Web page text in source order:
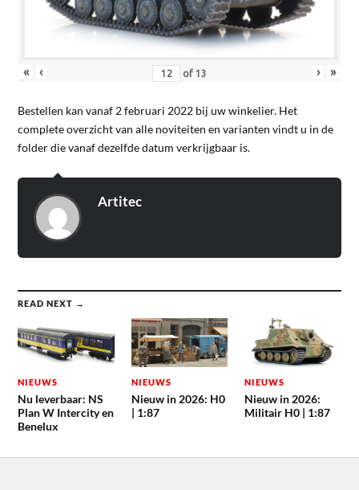
« ‹ of 13 › »
Bestellen kan vanaf 2 februari 2022 bij uw winkelier. Het
complete overzicht van alle noviteiten en varianten vindt u in de
folder die vanaf dezelfde datum verkrijgbaar is.
Artitec
READ NEXT →
NIEUWS
Nu leverbaar: NS
Plan W Intercity en
Benelux
NIEUWS
Nieuw in 2026: H0
| 1:87
NIEUWS
Nieuw in 2026:
Militair H0 | 1:87